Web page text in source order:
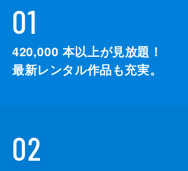
01
420,000 本以上が見放題！
最新レンタル作品も充実。
02